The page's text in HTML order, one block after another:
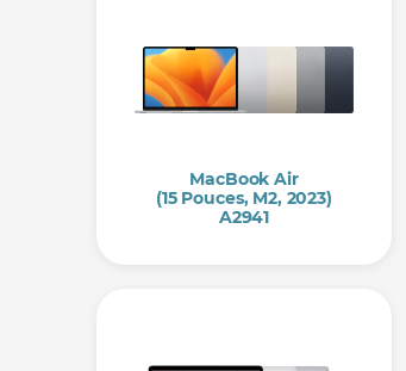
MacBook Air
(15 Pouces, M2, 2023)
A2941